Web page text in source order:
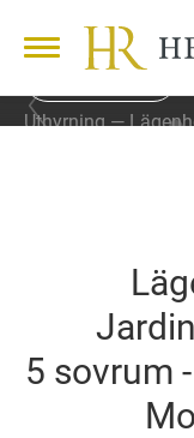
Uthyrning
F
i
l
5 sovrum